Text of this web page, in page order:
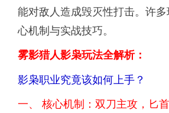
能对敌人造成毁灭性打击。许
心机制与实战技巧。
雾影猎人影枭玩法全解析：
影枭职业究竟该如何上手？
一、 核心机制：双刀主攻，匕